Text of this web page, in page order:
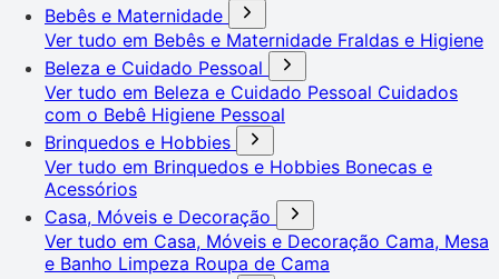
Bebês e Maternidade
Ver tudo em Bebês e Maternidade Fraldas e Higiene
Beleza e Cuidado Pessoal
Ver tudo em Beleza e Cuidado Pessoal Cuidados
com o Bebê Higiene Pessoal
Brinquedos e Hobbies
Ver tudo em Brinquedos e Hobbies Bonecas e
Acessórios
Casa, Móveis e Decoração
Ver tudo em Casa, Móveis e Decoração Cama, Mesa
e Banho Limpeza Roupa de Cama